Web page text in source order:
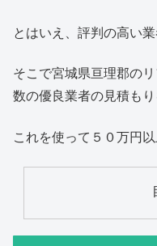
とはいえ、評判の高い
そこで宮城県亘理郡の
数の優良業者の見積も
これを使って５０万円